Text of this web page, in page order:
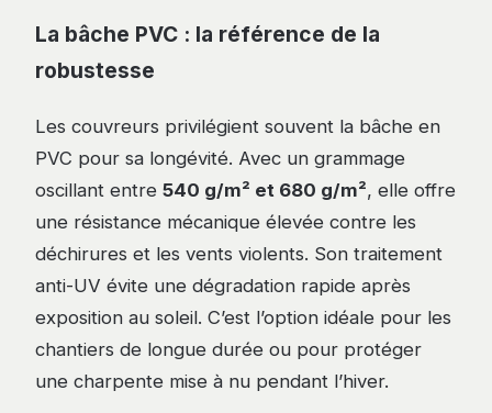
La bâche PVC : la référence de la
robustesse
Les couvreurs privilégient souvent la bâche en
PVC pour sa longévité. Avec un grammage
oscillant entre 540 g/m² et 680 g/m², elle offre
une résistance mécanique élevée contre les
déchirures et les vents violents. Son traitement
anti-UV évite une dégradation rapide après
exposition au soleil. C’est l’option idéale pour les
chantiers de longue durée ou pour protéger
une charpente mise à nu pendant l’hiver.